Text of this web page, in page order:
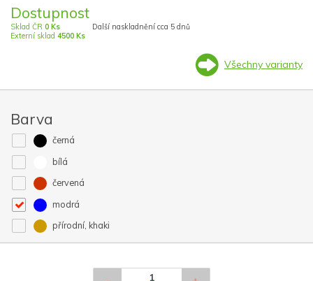
Dostupnost
Sklad ČR 0 Ks
Externí sklad 4500 Ks
Další naskladnění cca 5 dnů
Všechny varianty
Barva
černá
bílá
červená
modrá
přírodní, khaki